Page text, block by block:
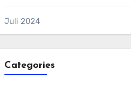
Juli 2024
Categories